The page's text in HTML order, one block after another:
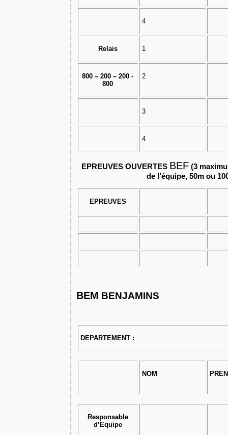
4
Relais 1
800 – 200 – 200 -
800
2
3
4
EPREUVES OUVERTES BEF (3
de l’équipe, 50m ou
EPREUVES
BEM BENJAMINS
DEPARTEMENT :
NOM
Responsable
d’Equipe